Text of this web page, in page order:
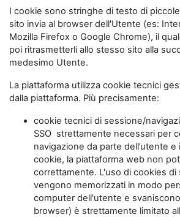
I cookie sono stringhe di testo di
sito invia al browser dell'Utente (es:
Mozilla Firefox o Google Chrome), il
poi ritrasmetterli allo stesso sito alla
medesimo Utente.
La piattaforma utilizza cookie tecnici
dalla piattaforma. Più precisamente:
cookie tecnici di sessione/
SSO strettamente necessari per
navigazione da parte dell’utente e
cookie, la piattaforma web non
correttamente. L'uso di cookies
vengono memorizzati in modo
computer dell'utente e
browser) è strettamente limitato